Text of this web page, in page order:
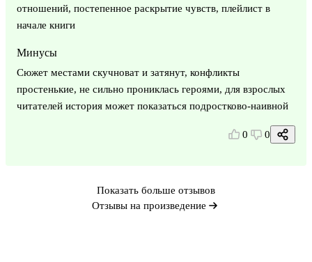
отношений, постепенное раскрытие чувств, плейлист в
начале книги
Минусы
Сюжет местами скучноват и затянут, конфликты
простенькие, не сильно прониклась героями, для взрослых
читателей история может показаться подростково-наивной
0 0
Показать больше отзывов
Отзывы на произведение